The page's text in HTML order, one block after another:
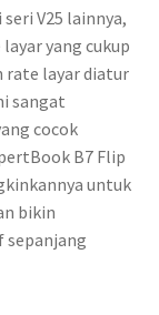
V25 lainnya,
yang cukup
rate layar diatur
sangat
cocok
B7 Flip
untuk
bikin
sepanjang